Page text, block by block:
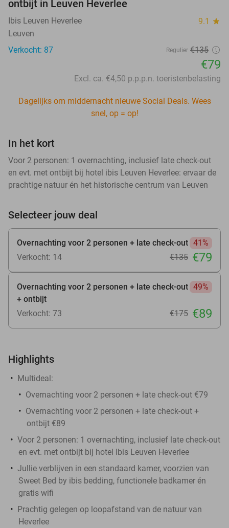
ontbijt in Leuven Heverlee
Ibis Leuven Heverlee 9.1 star
Leuven
Verkocht: 87
Regulier €135
€79
Excl. ca. €4,50 p.p.p.n. toeristenbelasting
Dagelijks om middernacht nieuwe Social Deals. Wees
snel, op = op!
In het kort
Voor 2 personen: 1 overnachting, inclusief late check-out
en evt. met ontbijt bij hotel ibis Leuven Heverlee: ervaar de
prachtige natuur én het historische centrum van Leuven
Selecteer jouw deal
Overnachting voor 2 personen + late check-out 41%
Verkocht: 14
€135 €79
Overnachting voor 2 personen + late check-out
+ ontbijt
49%
Verkocht: 73 €175 €89
Highlights
Multideal:
Overnachting voor 2 personen + late check-out €79
Overnachting voor 2 personen + late check-out +
ontbijt €89
Voor 2 personen: 1 overnachting, inclusief late check-out
en evt. met ontbijt bij hotel Ibis Leuven Heverlee
Jullie verblijven in een standaard kamer, voorzien van
Sweet Bed by ibis bedding, functionele badkamer én
gratis wifi
Prachtig gelegen op loopafstand van de natuur van
Heverlee